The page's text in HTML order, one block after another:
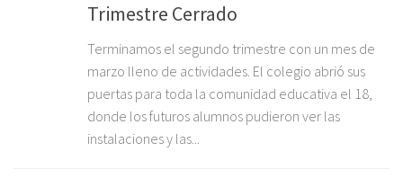
Trimestre Cerrado
Terminamos el segundo trimestre con un mes de
marzo lleno de actividades. El colegio abrió sus
puertas para toda la comunidad educativa el 18,
donde los futuros alumnos pudieron ver las
instalaciones y las...